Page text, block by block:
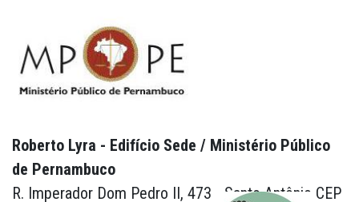
Roberto Lyra - Edifício Sede / Ministério Público
de Pernambuco
R. Imperador Dom Pedro II, 473 - Santo Antônio CEP